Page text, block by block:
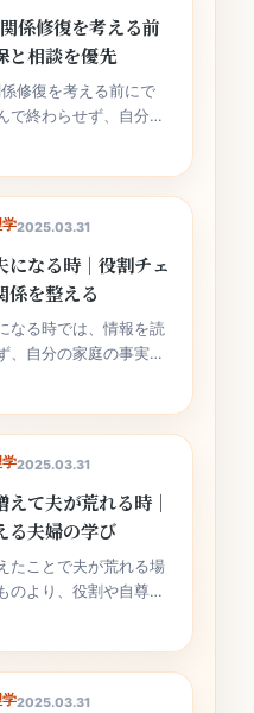
係修復を考える前
と相談を優先
修復を考える前にで
で終わらせず、自分の
の行動へ落とし込むこ
2025.03.31
になる時｜役割チェ
係を整える
なる時では、情報を読
、自分の家庭の事実と
し込むことが大切で
2025.03.31
て夫が荒れる時｜
る夫婦の学び
たことで夫が荒れる場
のより、役割や自尊心
ていることがありま
2025.03.31